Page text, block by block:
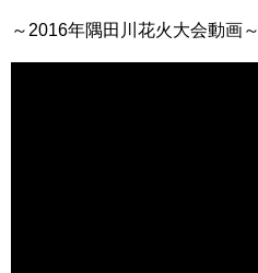
～2016年隅田川花火大会動画～